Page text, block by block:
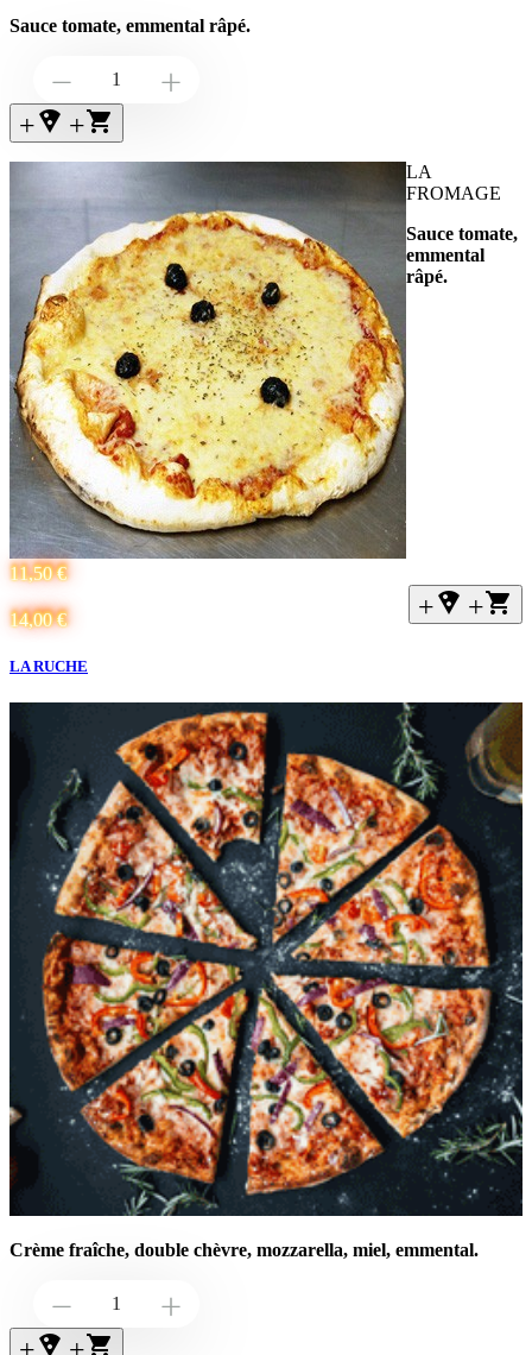
Sauce tomate, emmental râpé.
Down
+local_pizza +
LA
FROMAGE
Sauce tomate,
emmental
râpé.
11,50 €
+local_pizza +
14,00 €
LA RUCHE
Crème fraîche, double chèvre, mozzarella, miel, emmental.
Down
+local_pizza +